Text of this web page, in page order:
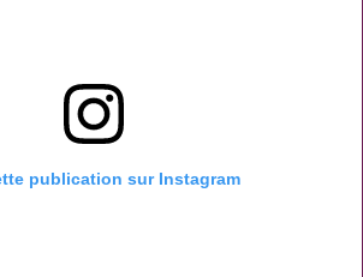
publication sur Instagram